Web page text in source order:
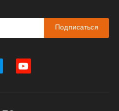
Подписаться